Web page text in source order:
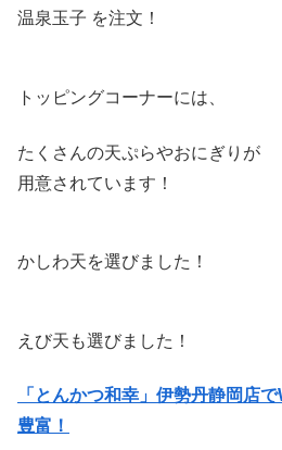
温泉玉子 を注文！
トッピングコーナーには、
たくさんの天ぷらやおにぎりが
用意されています！
かしわ天を選びました！
えび天も選びました！
「とんかつ和幸」伊勢丹静岡店
豊富！